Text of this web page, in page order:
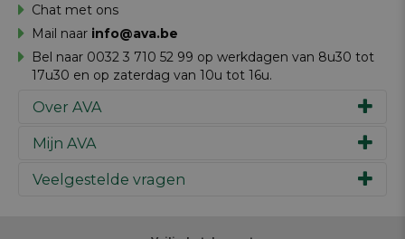
Over AVA
Ons verhaal
Werken bij AVA
Mijn AVA
Inspiratie
Veelgestelde vragen
Chat met ons
Mail naar info@ava.be
Bel naar 0032 3 710 52 99 op werkdagen van 8u30 tot
17u30 en op zaterdag van 10u tot 16u.